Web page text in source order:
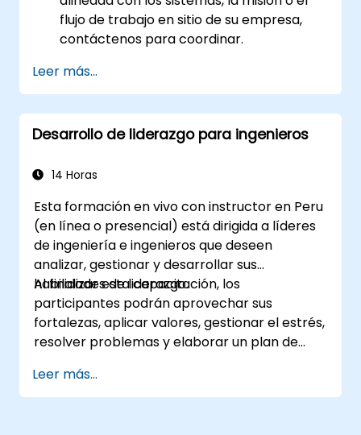
flujo de trabajo en sitio de su empresa,
contáctenos para coordinar.
Leer más...
Desarrollo de liderazgo para ingenieros
14 Horas
Esta formación en vivo con instructor en Peru
(en línea o presencial) está dirigida a líderes
de ingeniería e ingenieros que deseen
analizar, gestionar y desarrollar sus
habilidades de liderazgo.
Al finalizar esta capacitación, los
participantes podrán aprovechar sus
fortalezas, aplicar valores, gestionar el estrés,
resolver problemas y elaborar un plan de
ámbito de la ingeniería.
Leer más...